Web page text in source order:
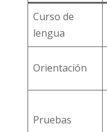
Curso de
lengua
Orientación
Pruebas